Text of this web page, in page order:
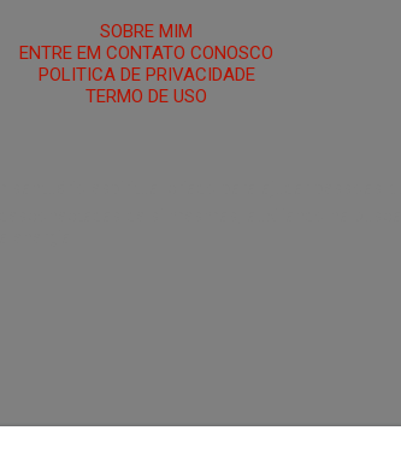
SOBRE MIM
ENTRE EM CONTATO CONOSCO
POLITICA DE PRIVACIDADE
TERMO DE USO